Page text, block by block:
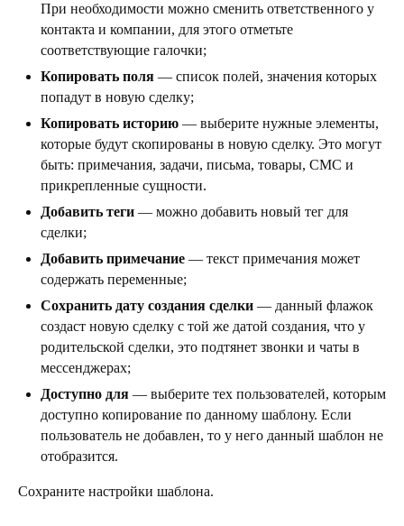
При необходимости можно сменить ответственного у
контакта и компании, для этого отметьте
соответствующие галочки;
Копировать поля — список полей, значения которых
попадут в новую сделку;
Копировать историю — выберите нужные элементы,
которые будут скопированы в новую сделку. Это могут
быть: примечания, задачи, письма, товары, СМС и
прикрепленные сущности.
Добавить теги — можно добавить новый тег для
сделки;
Добавить примечание — текст примечания может
содержать переменные;
Сохранить дату создания сделки — данный флажок
создаст новую сделку с той же датой создания, что у
родительской сделки, это подтянет звонки и чаты в
мессенджерах;
Доступно для — выберите тех пользователей, которым
доступно копирование по данному шаблону. Если
пользователь не добавлен, то у него данный шаблон не
отобразится.
Сохраните настройки шаблона.